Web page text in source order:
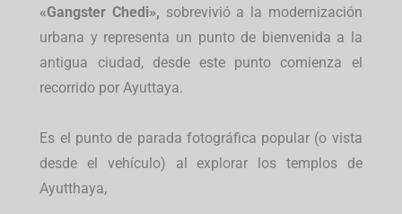
«Gangster Chedi», sobrevivió a la modernización
urbana y representa un punto de bienvenida a la
antigua ciudad, desde este punto comienza el
recorrido por Ayuttaya.
Es el punto de parada fotográfica popular (o vista
desde el vehículo) al explorar los templos de
Ayutthaya,